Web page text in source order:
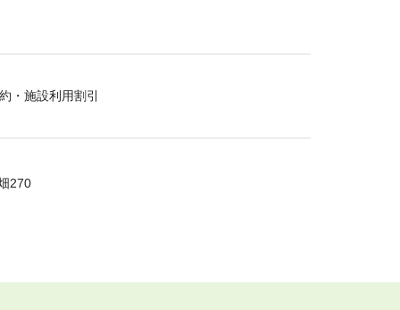
・施設利用割引
270